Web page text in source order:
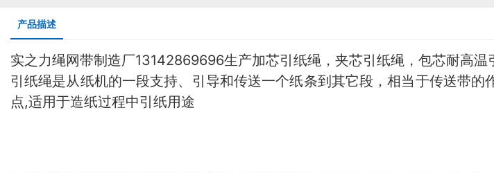
产品描述
实之力绳网带制造厂13142869696生产加芯引纸绳 ，夹芯引纸绳 ，包芯耐高温
引纸绳是从纸机的一段支持、引导和传送一个纸条到其它段，相当于传送带的
点,适用于造纸过程中引纸用途